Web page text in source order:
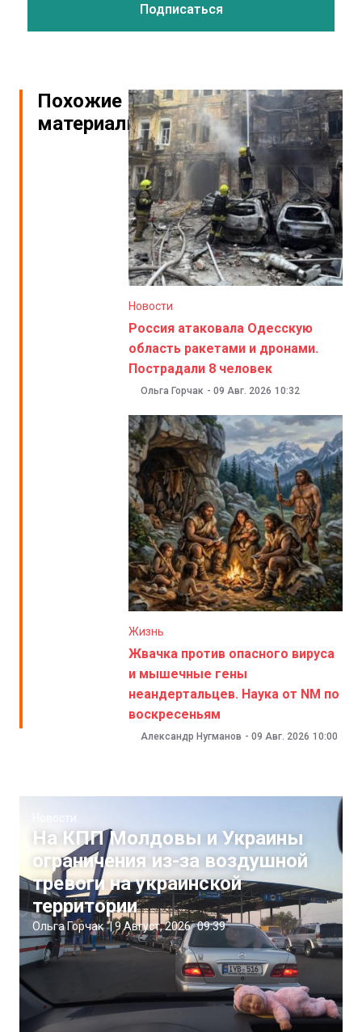
Похожие
материалы
Новости
Россия атаковала Одесскую
область ракетами и дронами.
Пострадали 8 человек
Ольга Горчак - 09 Авг. 2026 10:32
Жизнь
Жвачка против опасного вируса
и мышечные гены
неандертальцев. Наука от NM по
воскресеньям
Александр Нугманов - 09 Авг. 2026 10:00
Новости
На КПП Молдовы и Украины
ограничения из-за воздушной
тревоги на украинской
территории
Ольга Горчак |9 Август, 2026 09:39